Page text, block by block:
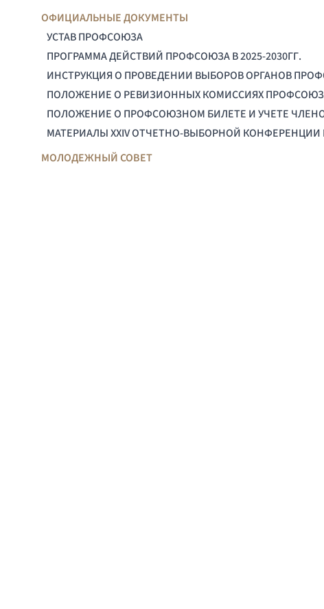
ОФИЦИАЛЬНЫЕ ДОКУМЕНТЫ
УСТАВ ПРОФСОЮЗА
ПРОГРАММА ДЕЙСТВИЙ ПРОФСОЮЗА В 2025-2030ГГ.
ИНСТРУКЦИЯ О ПРОВЕДЕНИИ ВЫБОРОВ ОРГАНОВ
ПОЛОЖЕНИЕ О РЕВИЗИОННЫХ КОМИССИЯХ
ПОЛОЖЕНИЕ О ПРОФСОЮЗНОМ БИЛЕТЕ И УЧЕТЕ
МАТЕРИАЛЫ XXIV ОТЧЕТНО-ВЫБОРНОЙ
МОЛОДЕЖНЫЙ СОВЕТ